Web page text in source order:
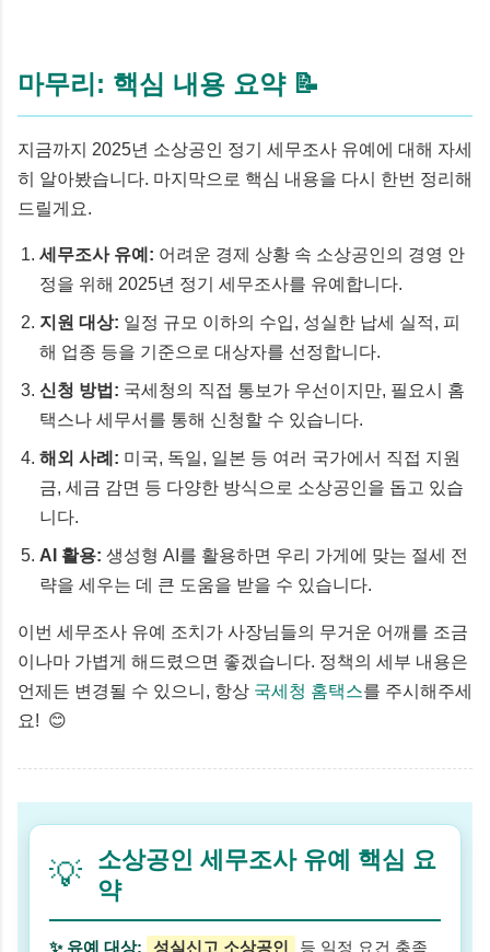
마무리: 핵심 내용 요약 📝
지금까지 2025년 소상공인 정기 세무조사 유예에 대해 자세
히 알아봤습니다. 마지막으로 핵심 내용을 다시 한번 정리해
드릴게요.
세무조사 유예: 어려운 경제 상황 속 소상공인의 경영 안
정을 위해 2025년 정기 세무조사를 유예합니다.
지원 대상: 일정 규모 이하의 수입, 성실한 납세 실적, 피
해 업종 등을 기준으로 대상자를 선정합니다.
신청 방법: 국세청의 직접 통보가 우선이지만, 필요시 홈
택스나 세무서를 통해 신청할 수 있습니다.
해외 사례: 미국, 독일, 일본 등 여러 국가에서 직접 지원
금, 세금 감면 등 다양한 방식으로 소상공인을 돕고 있습
니다.
AI 활용: 생성형 AI를 활용하면 우리 가게에 맞는 절세 전
략을 세우는 데 큰 도움을 받을 수 있습니다.
이번 세무조사 유예 조치가 사장님들의 무거운 어깨를 조금
이나마 가볍게 해드렸으면 좋겠습니다. 정책의 세부 내용은
언제든 변경될 수 있으니, 항상 국세청 홈택스를 주시해주세
요! 😊
💡 소상공인 세무조사 유예 핵심 요
약
✨ 유예 대상: 성실신고 소상공인 등 일정 요건 충족